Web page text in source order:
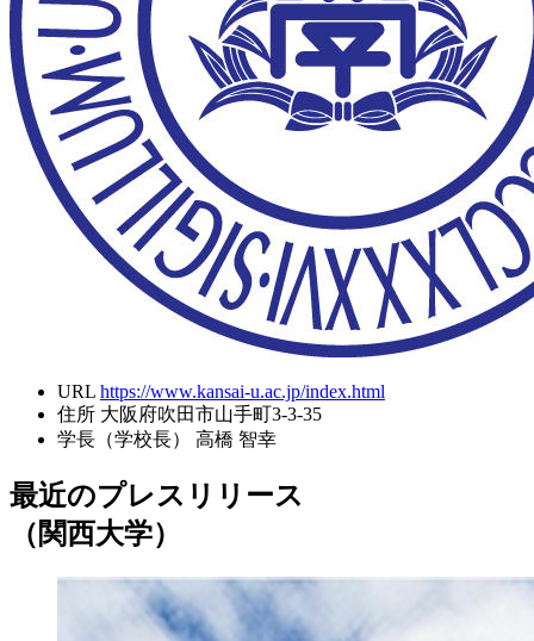
URL https://www.kansai-u.ac.jp/index.html
住所 大阪府吹田市山手町3-3-35
学長（学校長）
高橋 智幸
最近のプレスリリース
（関西大学）